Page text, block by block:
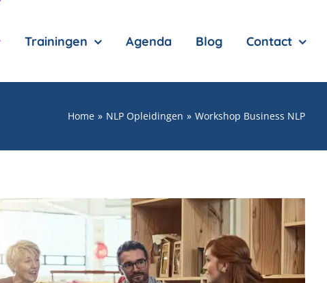
Trainingen Agenda Blog Contact
Home NLP Opleidingen Workshop Business NLP